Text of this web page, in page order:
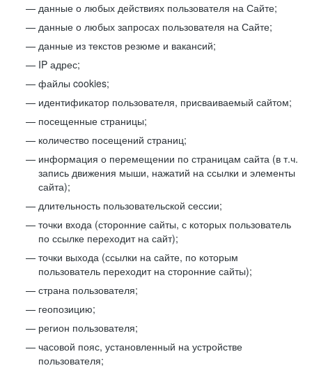
данные о любых действиях пользователя на Сайте;
данные о любых запросах пользователя на Сайте;
данные из текстов резюме и вакансий;
IP адрес;
файлы cookies;
идентификатор пользователя, присваиваемый сайтом;
посещенные страницы;
количество посещений страниц;
информация о перемещении по страницам сайта (в т.ч.
запись движения мыши, нажатий на ссылки и элементы
сайта);
длительность пользовательской сессии;
точки входа (сторонние сайты, с которых пользователь
по ссылке переходит на сайт);
точки выхода (ссылки на сайте, по которым
пользователь переходит на сторонние сайты);
страна пользователя;
геопозицию;
регион пользователя;
часовой пояс, установленный на устройстве
пользователя;